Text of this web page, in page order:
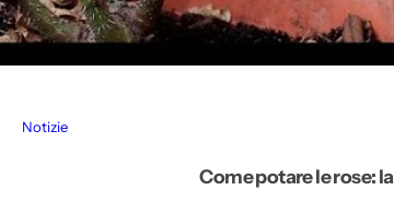
Notizie
Come potare le rose: